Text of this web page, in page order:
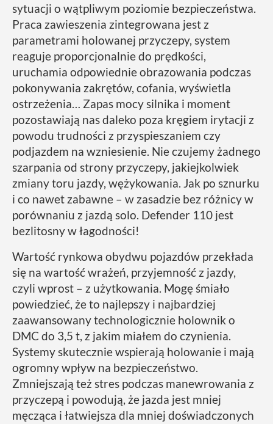
sytuacji o wątpliwym poziomie bezpieczeństwa.
Praca zawieszenia zintegrowana jest z
parametrami holowanej przyczepy, system
reaguje proporcjonalnie do prędkości,
uruchamia odpowiednie obrazowania podczas
pokonywania zakrętów, cofania, wyświetla
ostrzeżenia… Zapas mocy silnika i moment
pozostawiają nas daleko poza kręgiem irytacji z
powodu trudności z przyspieszaniem czy
podjazdem na wzniesienie. Nie czujemy żadnego
szarpania od strony przyczepy, jakiejkolwiek
zmiany toru jazdy, wężykowania. Jak po sznurku
i co nawet zabawne – w zasadzie bez różnicy w
porównaniu z jazdą solo. Defender 110 jest
bezlitosny w łagodności!
Wartość rynkowa obydwu pojazdów przekłada
się na wartość wrażeń, przyjemność z jazdy,
czyli wprost – z użytkowania. Mogę śmiało
powiedzieć, że to najlepszy i najbardziej
zaawansowany technologicznie holownik o
DMC do 3,5 t, z jakim miałem do czynienia.
Systemy skutecznie wspierają holowanie i mają
ogromny wpływ na bezpieczeństwo.
Zmniejszają też stres podczas manewrowania z
przyczepą i powodują, że jazda jest mniej
męcząca i łatwiejsza dla mniej doświadczonych